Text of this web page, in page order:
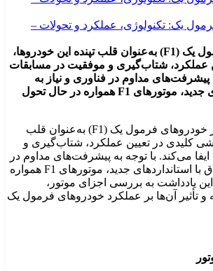
موتور خودروهای فرمول یک (F1) به‌عنوان قلب تپنده این خودروها،
عملکرد، شتاب‌گیری و موفقیت در مسابقات
پیشرفت‌های مداوم در فناوری و نیاز به
انطباق با استانداردهای جدید، موتورهای F1 همواره در حال تحول
موتور خودروهای فرمول یک (F1) به‌عنوان قلب
کلیدی در تعیین عملکرد، شتاب‌گیری و
می‌کند. با توجه به پیشرفت‌های مداوم در
فناوری و نیاز به انطباق با استانداردهای جدید، موتورهای F1 همواره
یادداشت به بررسی اجزای موتور،
و تأثیر آن‌ها بر عملکرد خودروهای فرمول یک